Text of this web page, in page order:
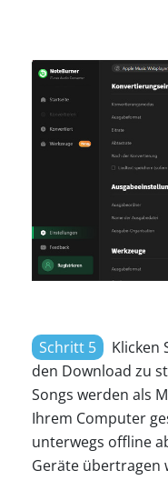
Schritt 5 Klicken
den Download zu
Songs werden als
Ihrem Computer
unterwegs offline
Geräte übertragen